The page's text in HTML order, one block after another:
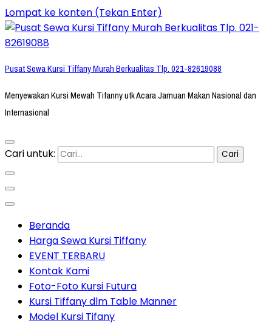
Lompat ke konten (Tekan Enter)
Pusat Sewa Kursi Tiffany Murah Berkualitas Tlp. 021-82619088
Menyewakan Kursi Mewah Tifanny utk Acara Jamuan Makan Nasional dan
Internasional
Cari untuk:
Beranda
Harga Sewa Kursi Tiffany
EVENT TERBARU
Kontak Kami
Foto-Foto Kursi Futura
Kursi Tiffany dlm Table Manner
Model Kursi Tifany